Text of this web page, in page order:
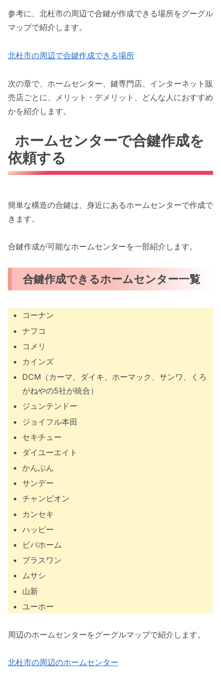
参考に、北杜市の周辺で合鍵が作成できる場所をグーグル
マップで紹介します。
北杜市の周辺で合鍵作成できる場所
次の章で、ホームセンター、鍵専門店、インターネット販
売店ごとに、メリット・デメリット、どんな人におすすめ
かを紹介します。
ホームセンターで合鍵作成を
依頼する
簡単な構造の合鍵は、身近にあるホームセンターで作成で
きます。
合鍵作成が可能なホームセンターを一部紹介します。
合鍵作成できるホームセンター一覧
コーナン
ナフコ
コメリ
カインズ
DCM（カーマ、ダイキ、ホーマック、サンワ、くろ
がねやの5社が統合）
ジュンテンドー
ジョイフル本田
セキチュー
ダイユーエイト
かんぶん
サンデー
チャンピオン
カンセキ
ハッピー
ビバホーム
プラスワン
ムサシ
山新
ユーホー
周辺のホームセンターをグーグルマップで紹介します。
北杜市の周辺のホームセンター